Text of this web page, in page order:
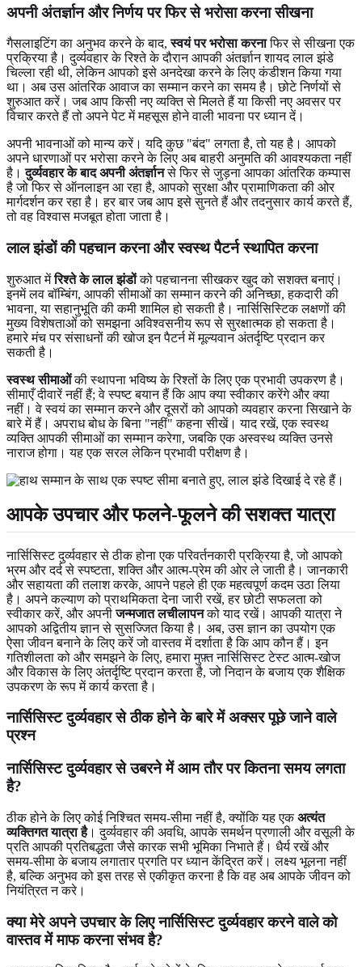
अपनी अंतर्ज्ञान और निर्णय पर फिर से भरोसा करना सीखना
गैसलाइटिंग का अनुभव करने के बाद,स्वयं पर भरोसा करनाफिर से सीखना एक
प्रक्रिया है। दुर्व्यवहार के रिश्ते के दौरान आपकी अंतर्ज्ञान शायद लाल झंडे
चिल्ला रही थी, लेकिन आपको इसे अनदेखा करने के लिए कंडीशन किया गया
था। अब उस आंतरिक आवाज का सम्मान करने का समय है। छोटे निर्णयों से
शुरुआत करें। जब आप किसी नए व्यक्ति से मिलते हैं या किसी नए अवसर पर
विचार करते हैं तो अपने पेट में महसूस होने वाली भावना पर ध्यान दें।
अपनी भावनाओं को मान्य करें। यदि कुछ "बंद" लगता है, तो यह है। आपको
अपने धारणाओं पर भरोसा करने के लिए अब बाहरी अनुमति की आवश्यकता नहीं
है।दुर्व्यवहार के बाद अपनी अंतर्ज्ञानसे फिर से जुड़ना आपका आंतरिक कम्पास
है जो फिर से ऑनलाइन आ रहा है, आपको सुरक्षा और प्रामाणिकता की ओर
मार्गदर्शन कर रहा है। हर बार जब आप इसे सुनते हैं और तदनुसार कार्य करते हैं,
तो वह विश्वास मजबूत होता जाता है।
लाल झंडों की पहचान करना और स्वस्थ पैटर्न स्थापित करना
शुरुआत मेंरिश्ते के लाल झंडोंको पहचानना सीखकर खुद को सशक्त बनाएं।
इनमें लव बॉम्बिंग, आपकी सीमाओं का सम्मान करने की अनिच्छा, हकदारी की
भावना, या सहानुभूति की कमी शामिल हो सकती है। नार्सिसिस्टिक लक्षणों की
मुख्य विशेषताओं को समझना अविश्वसनीय रूप से सुरक्षात्मक हो सकता है।
हमारे मंच पर संसाधनों की खोज इन पैटर्न में मूल्यवान अंतर्दृष्टि प्रदान कर
सकती है।
स्वस्थ सीमाओंकी स्थापना भविष्य के रिश्तों के लिए एक प्रभावी उपकरण है।
सीमाएँ दीवारें नहीं हैं; वे स्पष्ट बयान हैं कि आप क्या स्वीकार करेंगे और क्या
नहीं। वे स्वयं का सम्मान करने और दूसरों को आपको व्यवहार करना सिखाने के
बारे में हैं। अपराध बोध के बिना "नहीं" कहना सीखें। याद रखें, एक स्वस्थ
व्यक्ति आपकी सीमाओं का सम्मान करेगा, जबकि एक अस्वस्थ व्यक्ति उनसे
नाराज होगा। यह एक सरल लेकिन प्रभावी परीक्षण है।
आपके उपचार और फलने-फूलने की सशक्त यात्रा
नार्सिसिस्ट दुर्व्यवहार से ठीक होना एक परिवर्तनकारी प्रक्रिया है, जो आपको
भ्रम और दर्द से स्पष्टता, शक्ति और आत्म-प्रेम की ओर ले जाती है। जानकारी
और सहायता की तलाश करके, आपने पहले ही एक महत्वपूर्ण कदम उठा लिया
है। अपने कल्याण को प्राथमिकता देना जारी रखें, हर छोटी सफलता को
स्वीकार करें, और अपनीजन्मजात लचीलापनको याद रखें। आपकी यात्रा ने
आपको अद्वितीय ज्ञान से सुसज्जित किया है। अब, उस ज्ञान का उपयोग एक
ऐसा जीवन बनाने के लिए करें जो वास्तव में दर्शाता है कि आप कौन हैं। इन
गतिशीलता को और समझने के लिए, हमारामुफ़्त नार्सिसिस्ट टेस्टआत्म-खोज
और विकास के लिए अंतर्दृष्टि प्रदान करता है, जो निदान के बजाय एक शैक्षिक
उपकरण के रूप में कार्य करता है।
नार्सिसिस्ट दुर्व्यवहार से ठीक होने के बारे में अक्सर पूछे जाने वाले
प्रश्न
नार्सिसिस्ट दुर्व्यवहार से उबरने में आम तौर पर कितना समय लगता
है?
ठीक होने के लिए कोई निश्चित समय-सीमा नहीं है, क्योंकि यह एकअत्यंत
व्यक्तिगत यात्रा है। दुर्व्यवहार की अवधि, आपके समर्थन प्रणाली और वसूली के
प्रति आपकी प्रतिबद्धता जैसे कारक सभी भूमिका निभाते हैं। धैर्य रखें और
समय-सीमा के बजाय लगातार प्रगति पर ध्यान केंद्रित करें। लक्ष्य भूलना नहीं
है, बल्कि अनुभव को इस तरह से एकीकृत करना है कि वह अब आपके जीवन को
नियंत्रित न करे।
क्या मेरे अपने उपचार के लिए नार्सिसिस्ट दुर्व्यवहार करने वाले को
वास्तव में माफ करना संभव है?